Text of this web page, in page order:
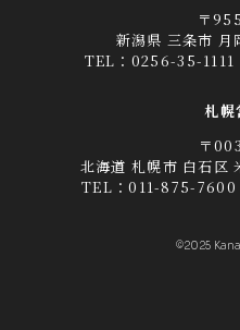
〒
新潟県 三条市
TEL： 0256-35-1111
札幌
〒
北海道 札幌市 白石区
TEL：011-875-7600
©2025